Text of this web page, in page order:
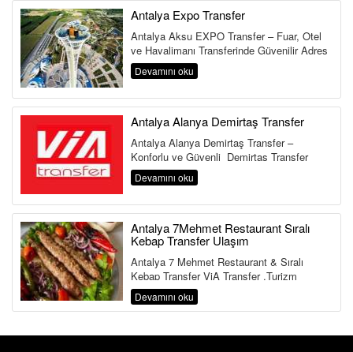
Antalya Expo Transfer
Antalya Aksu EXPO Transfer – Fuar, Otel
ve Havalimanı Transferinde Güvenilir Adres
Antalya Aksu Transfer Hi...
Devamını oku
Antalya Alanya Demirtaş Transfer
Antalya Alanya Demirtaş Transfer –
Konforlu ve Güvenli Demirtaş Transfer
Hizmeti Antalya Havalimanı&...
Devamını oku
Antalya 7Mehmet Restaurant Sıralı
Kebap Transfer Ulaşım
Antalya 7 Mehmet Restaurant & Sıralı
Kebap Transfer ViA Transfer ,Turizm
Bakanlığı ve Ulaştırma Bakanlığına Bağlı ...
Devamını oku